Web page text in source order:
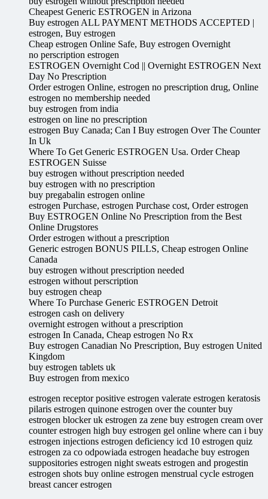
Cheapest Generic ESTROGEN in Arizona
Buy estrogen ALL PAYMENT METHODS ACCEPTED |
estrogen, Buy estrogen
Cheap estrogen Online Safe, Buy estrogen Overnight
no perscription estrogen
ESTROGEN Overnight Cod || Overnight ESTROGEN Next
Day No Prescription
Order estrogen Online, estrogen no prescription drug, Online
estrogen no membership needed
buy estrogen from india
estrogen on line no prescription
estrogen Buy Canada; Can I Buy estrogen Over The Counter
In Uk
Where To Get Generic ESTROGEN Usa. Order Cheap
ESTROGEN Suisse
buy estrogen without prescription needed
buy estrogen with no prescription
buy pregabalin estrogen online
estrogen Purchase, estrogen Purchase cost, Order estrogen
Buy ESTROGEN Online No Prescription from the Best
Online Drugstores
Order estrogen without a prescription
Generic estrogen BONUS PILLS, Cheap estrogen Online
Canada
buy estrogen without prescription needed
estrogen without perscription
buy estrogen cheap
Where To Purchase Generic ESTROGEN Detroit
estrogen cash on delivery
overnight estrogen without a prescription
estrogen In Canada, Cheap estrogen No Rx
Buy estrogen Canadian No Prescription, Buy estrogen United
Kingdom
buy estrogen tablets uk
Buy estrogen from mexico
estrogen receptor positive estrogen valerate estrogen keratosis
pilaris estrogen quinone estrogen over the counter buy
estrogen blocker uk estrogen za zene buy estrogen cream over
counter estrogen high buy estrogen gel online where can i buy
estrogen injections estrogen deficiency icd 10 estrogen quiz
estrogen za co odpowiada estrogen headache buy estrogen
suppositories estrogen night sweats estrogen and progestin
estrogen shots buy online estrogen menstrual cycle estrogen
breast cancer estrogen